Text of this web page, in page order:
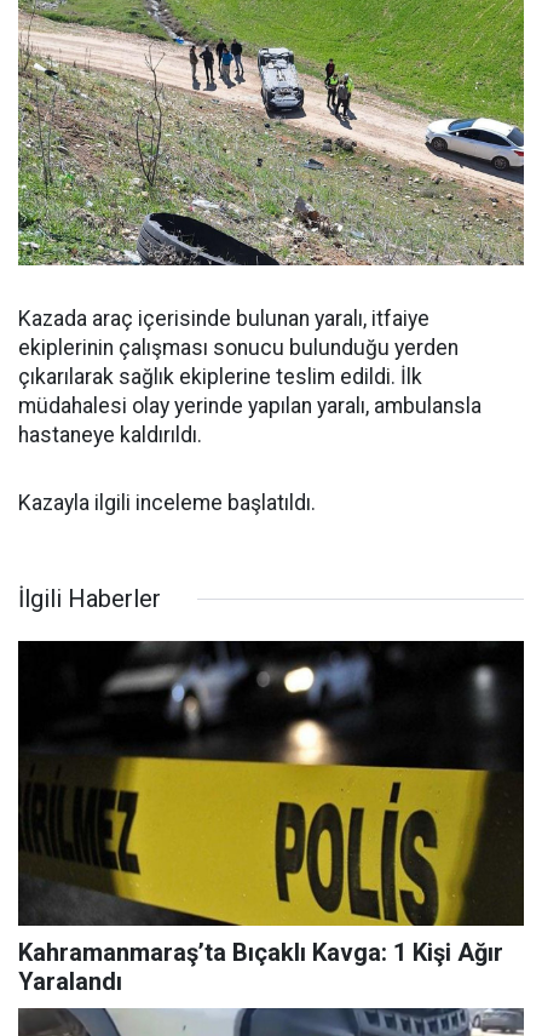
Kazada araç içerisinde bulunan yaralı, itfaiye
ekiplerinin çalışması sonucu bulunduğu yerden
çıkarılarak sağlık ekiplerine teslim edildi. İlk
müdahalesi olay yerinde yapılan yaralı, ambulansla
hastaneye kaldırıldı.
Kazayla ilgili inceleme başlatıldı.
İlgili Haberler
Kahramanmaraş’ta Bıçaklı Kavga: 1 Kişi Ağır
Yaralandı